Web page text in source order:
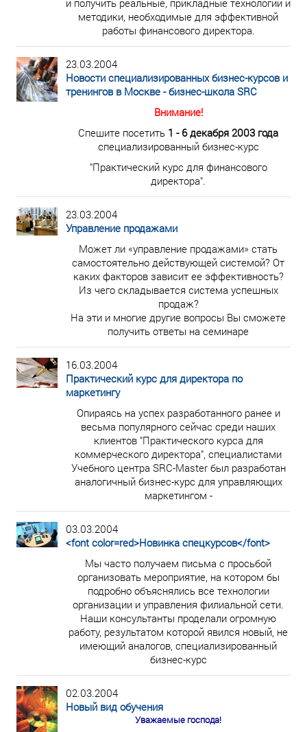
и получить реальные, прикладные технологии и
методики, необходимые для эффективной
работы финансового директора.
23.03.2004
Новости специализированных бизнес-курсов и
тренингов в Москве - бизнес-школа SRC
Внимание!
Спешите посетить 1 - 6 декабря 2003 года
специализированный бизнес-курс
"Практический курс для финансового
директора".
23.03.2004
Управление продажами
Может ли «управление продажами» стать
самостоятельно действующей системой? От
каких факторов зависит ее эффективность?
Из чего складывается система успешных
продаж?
На эти и многие другие вопросы Вы сможете
получить ответы на семинаре
16.03.2004
Практический курс для директора по
маркетингу
Опираясь на успех разработанного ранее и
весьма популярного сейчас среди наших
клиентов "Практического курса для
коммерческого директора", специалистами
Учебного центра SRC-Master был разработан
аналогичный бизнес-курс для управляющих
маркетингом -
03.03.2004
<font color=red>Новинка спецкурсов</font>
Мы часто получаем письма с просьбой
организовать мероприятие, на котором бы
подробно объяснялись все технологии
организации и управления филиальной сети.
Наши консультанты проделали огромную
работу, результатом которой явился новый, не
имеющий аналогов, специализированный
бизнес-курс
02.03.2004
Новый вид обучения
Уважаемые господа!